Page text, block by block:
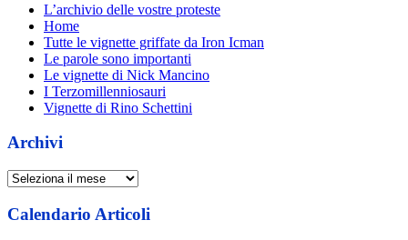
L’archivio delle vostre proteste
Home
Tutte le vignette griffate da Iron Icman
Le parole sono importanti
Le vignette di Nick Mancino
I Terzomillenniosauri
Vignette di Rino Schettini
Archivi
Archivi
Calendario Articoli